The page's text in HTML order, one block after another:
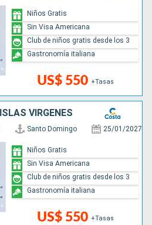
US$ 550 +Tasas
Niños Gratis
Sin Visa Americana
Club de niños gratis desde los 3
Gastronomía italiana
VÍRGENES
Santo Domingo 25/01/2027
US$ 550 +Tasas
Niños Gratis
Sin Visa Americana
Club de niños gratis desde los 3
Gastronomía italiana